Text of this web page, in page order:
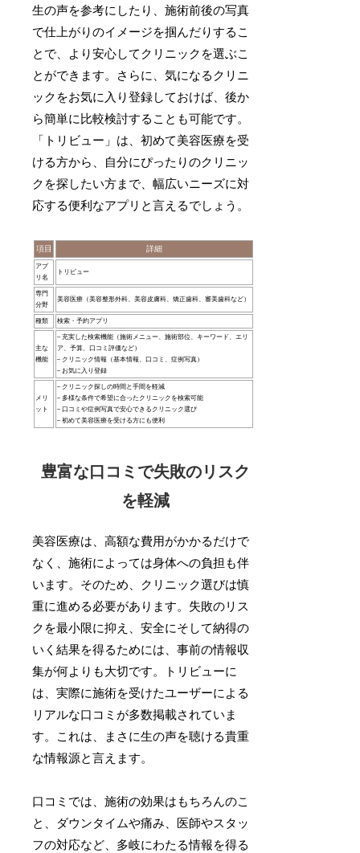
生の声を参考にしたり、施術前後の写真
で仕上がりのイメージを掴んだりするこ
とで、より安心してクリニックを選ぶこ
とができます。さらに、気になるクリニ
ックをお気に入り登録しておけば、後か
ら簡単に比較検討することも可能です。
「トリビュー」は、初めて美容医療を受
ける方から、自分にぴったりのクリニッ
クを探したい方まで、幅広いニーズに対
応する便利なアプリと言えるでしょう。
項目 詳細
アプ
リ名
トリビュー
専門
分野
美容医療（美容整形外科、美容皮膚科、矯正歯科、審美歯科など）
種類 検索・予約アプリ
主な
機能
– 充実した検索機能（施術メニュー、施術部位、キーワード、エリ
ア、予算、口コミ評価など）
– クリニック情報（基本情報、口コミ、症例写真）
– お気に入り登録
メリ
ット
– クリニック探しの時間と手間を軽減
– 多様な条件で希望に合ったクリニックを検索可能
– 口コミや症例写真で安心できるクリニック選び
– 初めて美容医療を受ける方にも便利
豊富な口コミで失敗のリスク
を軽減
美容医療は、高額な費用がかかるだけで
なく、施術によっては身体への負担も伴
います。そのため、クリニック選びは慎
重に進める必要があります。失敗のリス
クを最小限に抑え、安全にそして納得の
いく結果を得るためには、事前の情報収
集が何よりも大切です。トリビューに
は、実際に施術を受けたユーザーによる
リアルな口コミが多数掲載されていま
す。これは、まさに生の声を聴ける貴重
な情報源と言えます。
口コミでは、施術の効果はもちろんのこ
と、ダウンタイムや痛み、医師やスタッ
フの対応など、多岐にわたる情報を得る